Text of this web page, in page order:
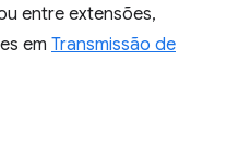
entre extensões,
em Transmissão de